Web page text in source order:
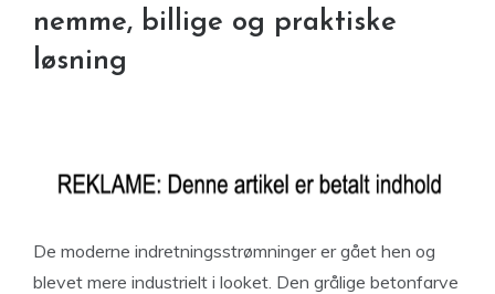
nemme, billige og praktiske
løsning
De moderne indretningsstrømninger er gået hen og
blevet mere industrielt i looket. Den grålige betonfarve